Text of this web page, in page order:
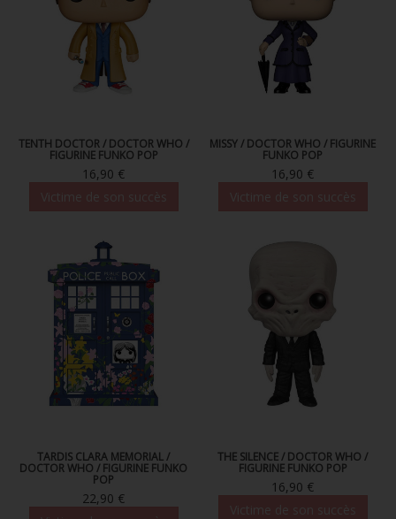
TENTH DOCTOR / DOCTOR WHO /
FIGURINE FUNKO POP
16,90 €
MISSY / DOCTOR WHO / FIGURINE
FUNKO POP
16,90 €
TARDIS CLARA MEMORIAL /
DOCTOR WHO / FIGURINE FUNKO
POP
22,90 €
THE SILENCE / DOCTOR WHO /
FIGURINE FUNKO POP
16,90 €